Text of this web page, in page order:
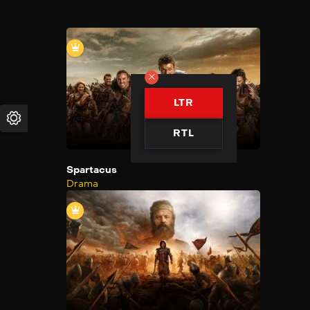
Spartacus
Drama
LTR
RTL